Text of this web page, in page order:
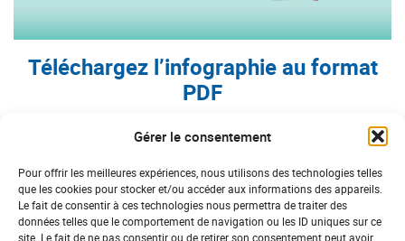
Gérer le consentement
Pour offrir les meilleures expériences, nous utilisons des technologies telles
que les cookies pour stocker et/ou accéder aux informations des appareils.
Le fait de consentir à ces technologies nous permettra de traiter des
données telles que le comportement de navigation ou les ID uniques sur ce
site. Le fait de ne pas consentir ou de retirer son consentement peut avoir
Téléchargez l’infographie au format
PDF